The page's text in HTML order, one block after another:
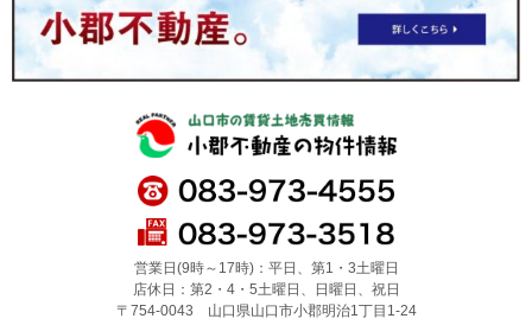
営業日(9時～17時)：平日、第1・3土曜日
店休日：第2・4・5土曜日、日曜日、祝日
〒754-0043 山口県山口市小郡明治1丁目1-24